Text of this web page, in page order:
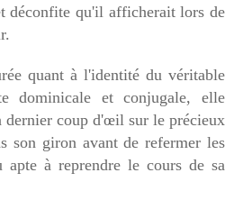
déconfite qu'il afficherait lors de
quant à l'identité du véritable
dominicale et conjugale, elle
dernier coup d'œil sur le précieux
son giron avant de refermer les
apte à reprendre le cours de sa